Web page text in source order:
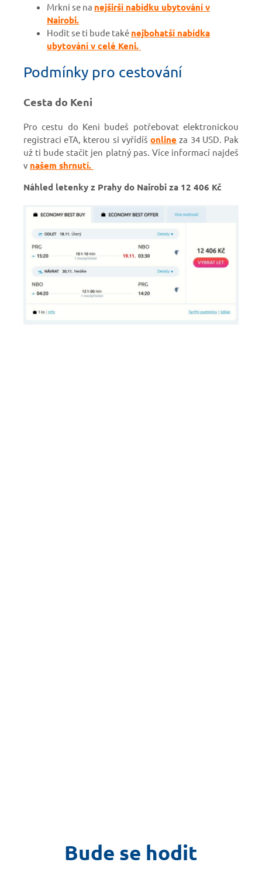
Mrkni se na nejširší nabídku ubytování v
Nairobi.
Hodit se ti bude také nejbohatší nabídka
ubytování v celé Keni.
Podmínky pro cestování
Cesta do Keni
Pro cestu do Keni budeš potřebovat elektronickou
registraci eTA, kterou si vyřídíšonline za 34 USD. Pak
už ti bude stačit jen platný pas. Více informací najdeš
v našem shrnutí.
Náhled letenky z Prahy do Nairobi za 12 406 Kč
Bude se hodit